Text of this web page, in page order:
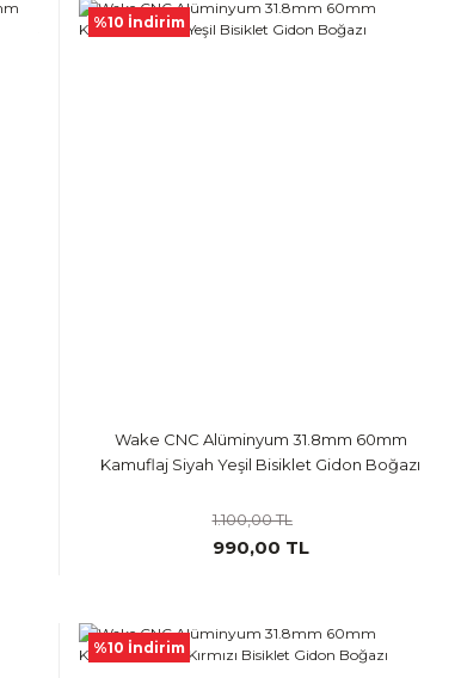
%10 İndirim
Wake CNC Alüminyum 31.8mm 60mm
Kamuflaj Siyah Yeşil Bisiklet Gidon Boğazı
1.100,00 TL
990,00 TL
%10 İndirim